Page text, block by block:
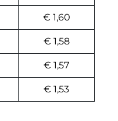
€ 1,60
€ 1,58
€ 1,57
€ 1,53